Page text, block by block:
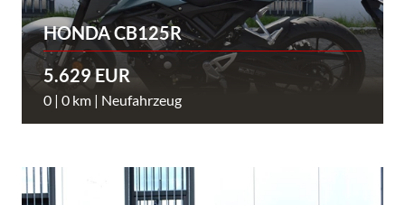
HONDA CB125R
5.629 EUR
0 | 0 km | Neufahrzeug